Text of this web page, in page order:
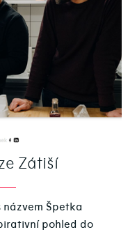
Zátiší
Špetka
pohled do